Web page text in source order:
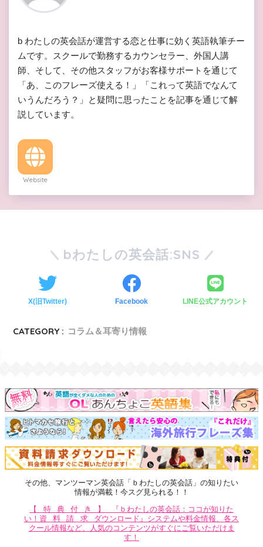
b わたしの英会話が運営する恋と仕事に効く英語執筆チー
ムです。スクールで勤務するカウンセラー、外国人講
師、そして、その他スタッフがお客様サポートを通じて
「あ、このフレーズ使える！」「これって英語でなんて
いうんだろう？」と疑問に思ったことを記事を通じて解
説しています。
Website
bわたしの英会話:SNS
X(旧Twitter) Facebook LINE公式アカウント
CATEGORY : コラム＆耳寄り情報
その他、マンツーマン英会話「ｂわたしの英会話」の知りたい
情報が満載！今スグ見られる！！
【特典付き】
『ｂわたしの英会話：ココが知りた
い！ 資料請求 ダウンロード』システムや料金情報、各ス
クール情報など、人気のコンテンツがすぐにご覧いただけま
す！